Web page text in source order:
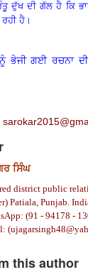
ਦੁੱਖ ਦੀ ਗੱਲ ਹੈ ਕਿ
ਰਹੀ ਹੈ ।
ਭੇਜੀ ਗਈ ਰਚਨਾ
ਸਿੰਘ
district public
Patiala, Punjab.
(91 - 94178 -
(
this author